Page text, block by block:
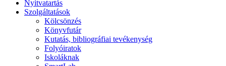
Nyitvatartás
Szolgáltatások
Kölcsönzés
Könyvfutár
Kutatás, bibliográfiai tevékenység
Folyóiratok
Iskoláknak